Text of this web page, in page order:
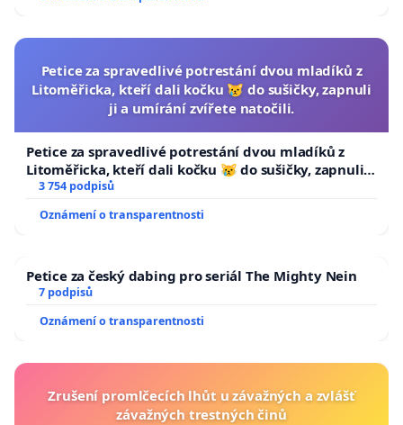
Petice za spravedlivé potrestání dvou mladíků z
Litoměřicka, kteří dali kočku 😿 do sušičky, zapnuli
ji a umírání zvířete natočili.
Petice za spravedlivé potrestání dvou mladíků z
Litoměřicka, kteří dali kočku 😿 do sušičky, zapnuli ji
a umírání zvířete natočili.
3 754 podpisů
Oznámení o transparentnosti
Petice za český dabing pro seriál The Mighty Nein
7 podpisů
Oznámení o transparentnosti
Zrušení promlčecích lhůt u závažných a zvlášť
závažných trestných činů